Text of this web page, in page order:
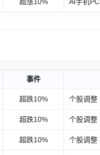
事件
超跌10% 个股调整
超跌10% 个股调整
超跌10% 个股调整